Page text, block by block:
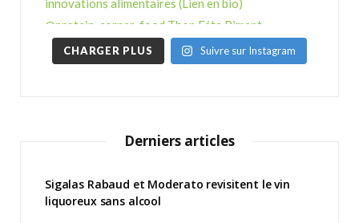
CHARGER PLUS Suivre sur Instagram
Derniers articles
Sigalas Rabaud et Moderato revisitent le vin
liquoreux sans alcool